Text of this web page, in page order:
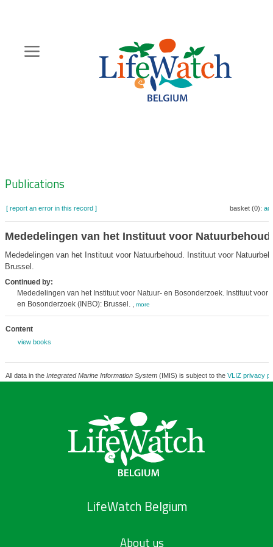
content
Zoeknavigatie
Publications
[ report an error in this record ] basket (0):
Mededelingen van het Instituut voor Natuurbehoud
Mededelingen van het Instituut voor Natuurbehoud. Instituut voor
Brussel.
Continued by:
Mededelingen van het Instituut voor Natuur- en Bosonderzoek. Instituut voor
en Bosonderzoek (INBO): Brussel. , more
Content
view books
All data in the Integrated Marine Information System(IMIS) is subject to the VLIZ privacy
LifeWatch Belgium
About us